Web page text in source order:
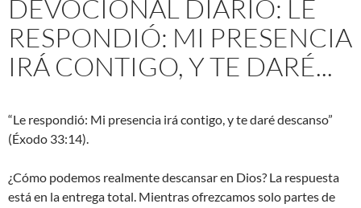
DEVOCIONAL DIARIO: LE
RESPONDIÓ: MI PRESENCIA
IRÁ CONTIGO, Y TE DARÉ...
“Le respondió: Mi presencia irá contigo, y te daré descanso”
(Éxodo 33:14).
¿Cómo podemos realmente descansar en Dios? La respuesta
está en la entrega total. Mientras ofrezcamos solo partes de